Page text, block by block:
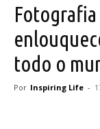
Fotografia
todo o
Por Inspiring Life -